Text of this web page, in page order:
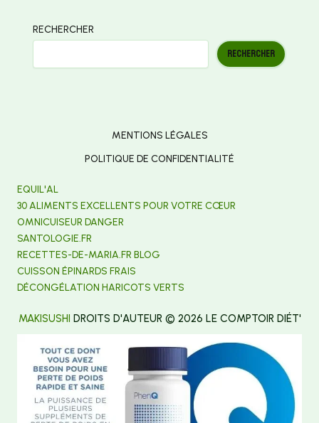
RECHERCHER
RECHERCHER
MENTIONS LÉGALES
POLITIQUE DE CONFIDENTIALITÉ
EQUIL'AL
30 ALIMENTS EXCELLENTS POUR VOTRE CŒUR
OMNICUISEUR DANGER
SANTOLOGIE.FR
RECETTES-DE-MARIA.FR BLOG
CUISSON ÉPINARDS FRAIS
DÉCONGÉLATION HARICOTS VERTS
MAKISUSHI DROITS D'AUTEUR © 2026 LE COMPTOIR DIÉT'